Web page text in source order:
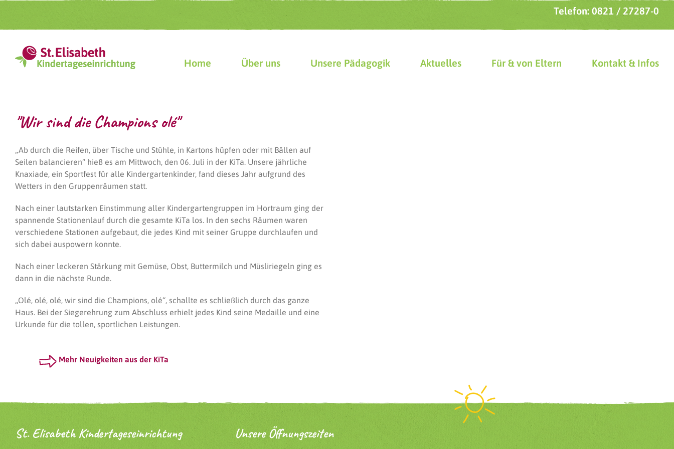
springen
Telefon: 0821 / 27287-0
Home Über uns Unsere Pädagogik Aktuelles Für & von Eltern Kontakt & Infos
"Wir sind die Champions olé"
„Ab durch die Reifen, über Tische und Stühle, in Kartons hüpfen oder mit Bällen auf
Seilen balancieren“ hieß es am Mittwoch, den 06. Juli in der KiTa. Unsere jährliche
Knaxiade, ein Sportfest für alle Kindergartenkinder, fand dieses Jahr aufgrund des
Wetters in den Gruppenräumen statt.
Nach einer lautstarken Einstimmung aller Kindergartengruppen im Hortraum ging der
spannende Stationenlauf durch die gesamte KiTa los. In den sechs Räumen waren
verschiedene Stationen aufgebaut, die jedes Kind mit seiner Gruppe durchlaufen und
sich dabei auspowern konnte.
Nach einer leckeren Stärkung mit Gemüse, Obst, Buttermilch und Müsliriegeln ging es
dann in die nächste Runde.
„Olé, olé, olé, wir sind die Champions, olé“, schallte es schließlich durch das ganze
Haus. Bei der Siegerehrung zum Abschluss erhielt jedes Kind seine Medaille und eine
Urkunde für die tollen, sportlichen Leistungen.
Mehr Neuigkeiten aus der KiTa
St. Elisabeth Kindertageseinrichtung Unsere Öffnungszeiten